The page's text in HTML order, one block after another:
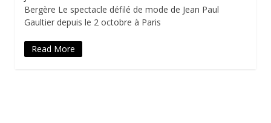
Bergère Le spectacle défilé de mode de Jean Paul
Gaultier depuis le 2 octobre à Paris
Read More